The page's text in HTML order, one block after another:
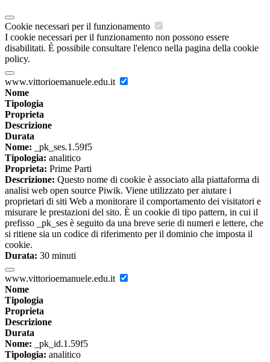
Cookie necessari per il funzionamento
I cookie necessari per il funzionamento non possono essere
disabilitati. È possibile consultare l'elenco nella pagina della cookie
policy.
www.vittorioemanuele.edu.it
Nome
Tipologia
Proprieta
Descrizione
Durata
Nome: _pk_ses.1.59f5
Tipologia: analitico
Proprieta: Prime Parti
Descrizione: Questo nome di cookie è associato alla piattaforma di
analisi web open source Piwik. Viene utilizzato per aiutare i
proprietari di siti Web a monitorare il comportamento dei visitatori e
misurare le prestazioni del sito. È un cookie di tipo pattern, in cui il
prefisso _pk_ses è seguito da una breve serie di numeri e lettere, che
si ritiene sia un codice di riferimento per il dominio che imposta il
cookie.
Durata: 30 minuti
www.vittorioemanuele.edu.it
Nome
Tipologia
Proprieta
Descrizione
Durata
Nome: _pk_id.1.59f5
Tipologia: analitico